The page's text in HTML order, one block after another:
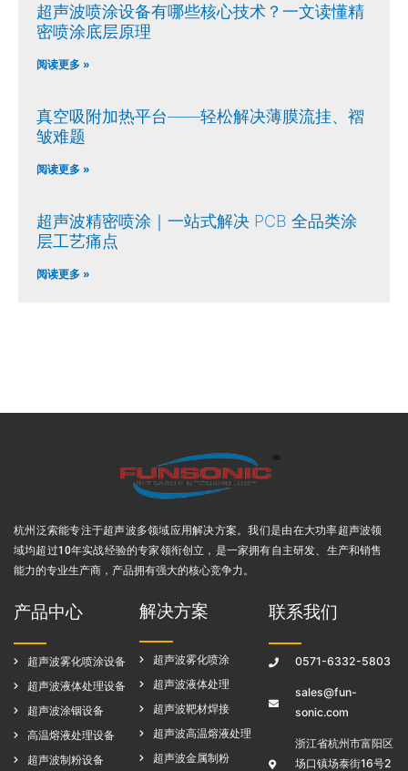
超声波喷涂设备有哪些核心技术？一文读懂精
密喷涂底层原理
阅读更多 »
真空吸附加热平台——轻松解决薄膜流挂、褶
皱难题
阅读更多 »
超声波精密喷涂｜一站式解决 PCB 全品类涂
层工艺痛点
阅读更多 »
杭州泛索能专注于超声波多领域应用解决方案。我们是由在大功率超声波领
域均超过10年实战经验的专家领衔创立，是一家拥有自主研发、生产和销售
能力的专业生产商，产品拥有强大的核心竞争力。
产品中心
超声波雾化喷涂设备
超声波液体处理设备
超声波涂铟设备
高温熔液处理设备
超声波制粉设备
解决方案
超声波雾化喷涂
超声波液体处理
超声波靶材焊接
超声波高温熔液处理
超声波金属制粉
联系我们
0571-6332-5803
sales@fun-
sonic.com
浙江省杭州市富阳区
场口镇场泰街16号2